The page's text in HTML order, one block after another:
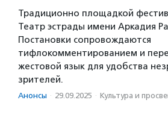
Традиционно площадкой
Театр эстрады имени Аркадия
Постановки сопровождаются
тифлокомментированием и
жестовой язык для удобства
зрителей.
Анонсы · 29.09.2025 · Культура и